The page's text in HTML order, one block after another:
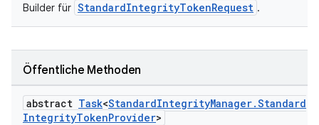
Builder für StandardIntegrityTokenRequest .
Öffentliche Methoden
abstract Task<StandardIntegrityManager.Standard
IntegrityTokenProvider>